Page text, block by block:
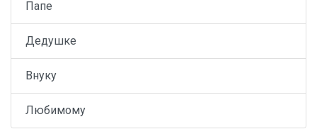
Папе
Дедушке
Внуку
Любимому